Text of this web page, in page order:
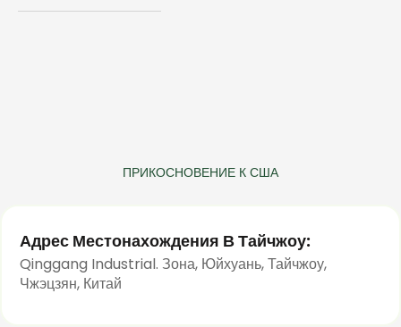
ПРИКОСНОВЕНИЕ К США
Адрес Местонахождения В Тайчжоу:
Qinggang Industrial. Зона, Юйхуань, Тайчжоу,
Чжэцзян, Китай